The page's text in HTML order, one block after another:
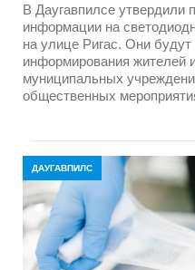
В Даугавпилсе утвердили
информации на
на улице Ригас. Они будут
информирования жителей
муниципальных
общественных
ДАУГАВПИЛС